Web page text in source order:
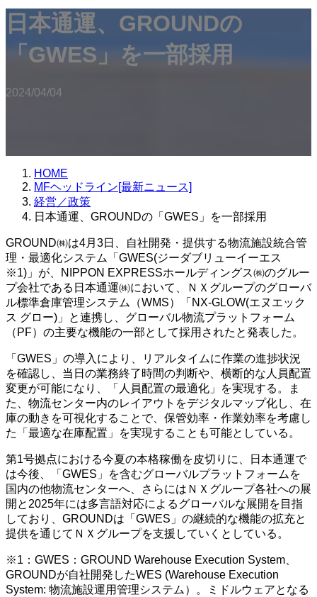
日本通運、GROUNDの
「GWES」を一部採用
2024/04/04
HOME
MFヘッドライン[最新ニュース]
経営／政策
日本通運、GROUNDの「GWES」を一部採用
GROUND㈱は4月3日、自社開発・提供する物流施設統合管
理・最適化システム「GWES(ジーダブリューイーエス
※1)」が、NIPPON EXPRESSホールディングス㈱のグルー
プ会社である日本通運㈱において、ＮＸグループのグローバ
ル標準倉庫管理システム（WMS）「NX-GLOW(エヌエック
ス グロー)」と連携し、グローバル物流プラットフォーム
（PF）の主要な機能の一部として採用されたと発表した。
「GWES」の導入により、リアルタイムに作業の進捗状況
を確認し、当日の業務終了時間の判断や、横断的な人員配置
変更が可能になり、「人員配置の最適化」を実現する。ま
た、物流センター内のレイアウトをデジタルマップ化し、在
庫の動きを可視化することで、保管効率・作業効率を考慮し
た「最適な在庫配置」を実現することも可能としている。
第1号拠点における今夏の本格稼働を皮切りに、日本通運で
は今後、「GWES」を含むグローバルプラットフォームを
国内の他物流センターへ、さらにはＮＸグループ各社への展
開と2025年には多言語対応によるグローバルな展開を目指
しており、GROUNDは「GWES」の継続的な機能の拡充と
提供を通じてＮＸグループを支援していくとしている。
※1：GWES：GROUND Warehouse Execution System、
GROUNDが自社開発したWES (Warehouse Execution
System: 物流施設運用管理システム）。ミドルウェアとなる